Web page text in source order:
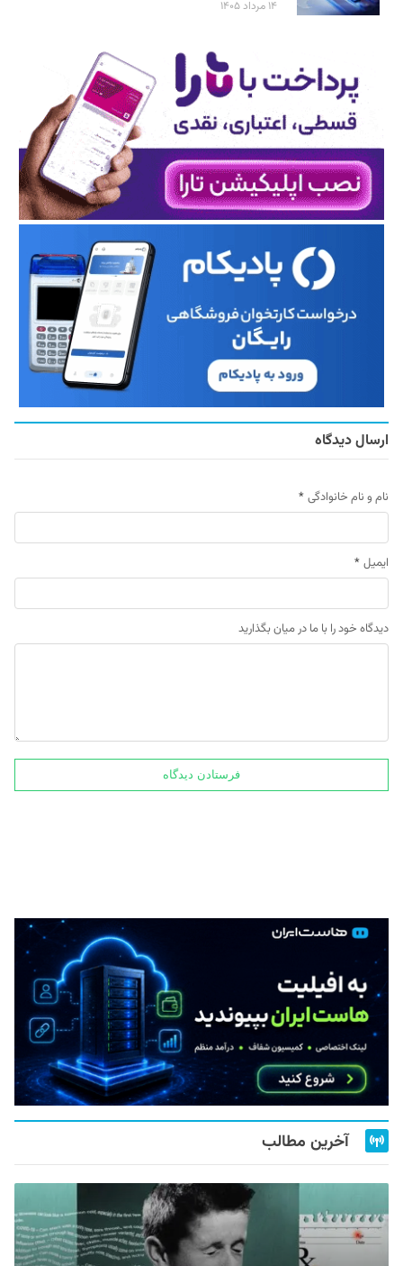
۱۴ مرداد ۱۴۰۵
ارسال دیدگاه
نام و نام خانوادگی *
ایمیل *
دیدگاه خود را با ما در میان بگذارید
آخرین مطالب